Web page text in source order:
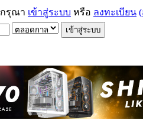
กรุณา เข้าสู่ระบบ หรือ ลงทะเบียน